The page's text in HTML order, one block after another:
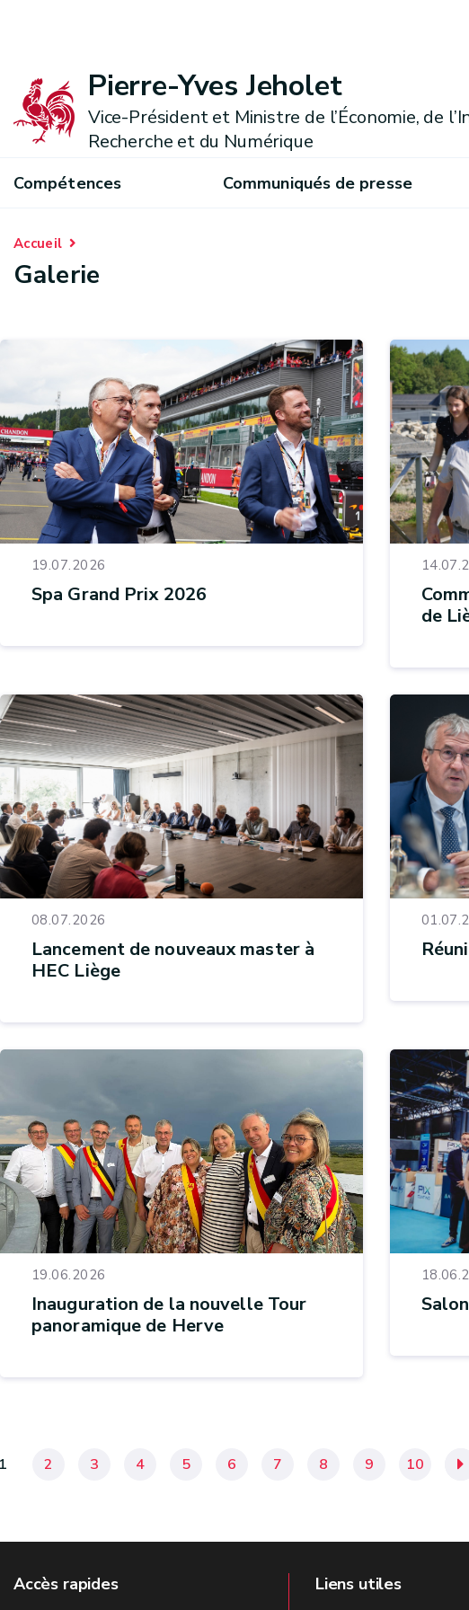
Pierre-Yves Jeholet
Vice-Président et Ministre de l’Économie, de
Recherche et du Numérique
Compétences Communiqués de presse
Accueil
Galerie
19.07.2026
Spa Grand Prix 2026
de
08.07.2026
Lancement de nouveaux master à
HEC Liège
19.06.2026
Inauguration de la nouvelle Tour
panoramique de Herve
2 3 4 5 6 7 8 9 10 »
Accès rapides Liens utiles